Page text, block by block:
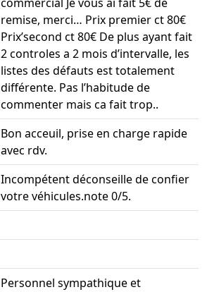
remise, merci… Prix premier ct 80€
Prix’second ct 80€ De plus ayant fait
2 controles a 2 mois d’intervalle, les
listes des défauts est totalement
différente. Pas l’habitude de
commenter mais ca fait trop..
Bon acceuil, prise en charge rapide
avec rdv.
Incompétent déconseille de confier
votre véhicules.note 0/5.
Personnel sympathique et